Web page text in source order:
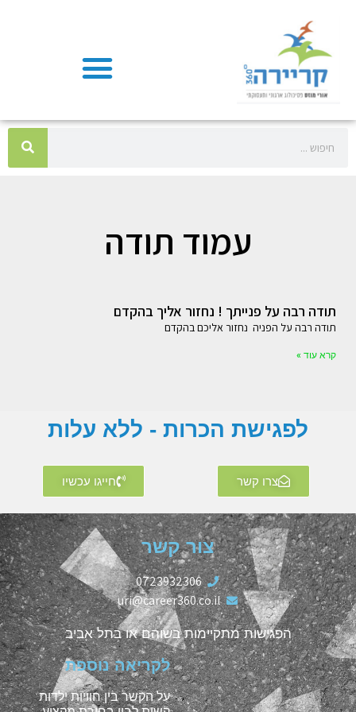
עמוד תודה
תודה רבה על פנייתך ! נחזור אליך בהקדם
תודה רבה על הפניה נחזור אליכם בהקדם
קרא עוד »
לפגישת הכרות - ללא עלות
צרו קשר חייגו עכשיו
צור קשר
0723932306
uri@career360.co.il
הפגישות מתקיימות בשוהם או בתל אביב
לקריאה נוספת
על הקשר בין חוויות ילדות